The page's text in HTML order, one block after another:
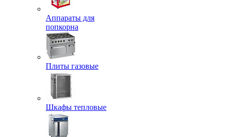
Аппараты для
попкорна
Плиты газовые
Шкафы тепловые